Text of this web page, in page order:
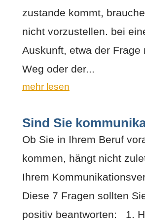
zustande kommt,
nicht vorzustellen. bei
Auskunft, etwa der Frage
Weg oder der...
mehr lesen
Sind Sie
Ob Sie in Ihrem Beruf
kommen, hängt nicht
Ihrem
Diese 7 Fragen sollten
positiv beantworten: 1.